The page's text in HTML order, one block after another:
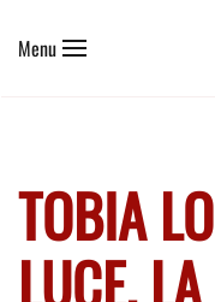
Skip to main
Menu
TOBIA
LUCE,